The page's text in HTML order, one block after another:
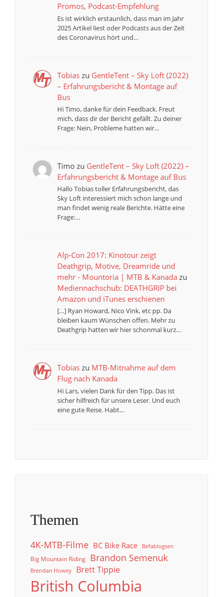
Promos, Podcast-Empfehlung
Es ist wirklich erstaunlich, dass man im Jahr
2025 Artikel liest oder Podcasts aus der Zeit
des Coronavirus hört und…
Tobiaszu GentleTent – Sky Loft (2022)
– Erfahrungsbericht & Montage auf
Bus
Hi Timo, danke für dein Feedback. Freut
mich, dass dir der Bericht gefällt. Zu deiner
Frage: Nein, Probleme hatten wir…
Timozu GentleTent – Sky Loft (2022) –
Erfahrungsbericht & Montage auf Bus
Hallo Tobias toller Erfahrungsbericht, das
Sky Loft interessiert mich schon lange und
man findet wenig reale Berichte. Hätte eine
Frage:…
Alp-Con 2017: Kinotour zeigt
Deathgrip, Motive, Dreamride und
mehr - Mountoria | MTB & Kanadazu
Mediennachschub: DEATHGRIP bei
Amazon und iTunes erschienen
[…] Ryan Howard, Nico Vink, etc pp. Da
bleiben kaum Wünschen offen. Mehr zu
Deathgrip hatten wir hier schonmal kurz…
Tobiaszu MTB-Mitnahme auf dem
Flug nach Kanada
Hi Lars, vielen Dank für den Tipp. Das ist
sicher hilfreich für unsere Leser. Und euch
eine gute Reise. Habt…
Themen
4K-MTB-Filme BC Bike Race Befablogsen
Big Mountain Riding Brandon Semenuk
Brendan Howey Brett Tippie
British Columbia